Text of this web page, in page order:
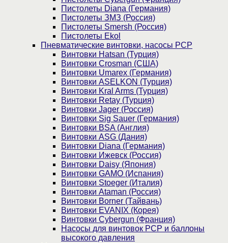
Пистолеты Diana (Германия)
Пистолеты ЗМЗ (Россия)
Пистолеты Smersh (Россия)
Пистолеты Ekol
Пневматические винтовки, насосы PCP
Винтовки Hatsan (Турция)
Винтовки Crosman (США)
Винтовки Umarex (Германия)
Винтовки ASELKON (Турция)
Винтовки Kral Arms (Турция)
Винтовки Retay (Турция)
Винтовки Jager (Россия)
Винтовки Sig Sauer (Германия)
Винтовки BSA (Англия)
Винтовки ASG (Дания)
Винтовки Diana (Германия)
Винтовки Ижевск (Россия)
Винтовки Daisy (Япония)
Винтовки GAMO (Испания)
Винтовки Stoeger (Италия)
Винтовки Ataman (Россия)
Винтовки Borner (Тайвань)
Винтовки EVANIX (Корея)
Винтовки Cybergun (Франция)
Насосы для винтовок PCP и баллоны
высокого давления